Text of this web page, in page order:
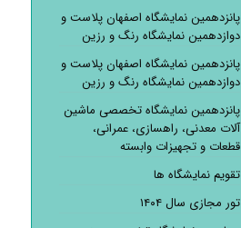
پانزدهمین نمایشگاه اصفهان پلاست و
دوازدهمین نمایشگاه رنگ و رزین
پانزدهمین نمایشگاه اصفهان پلاست و
دوازدهمین نمایشگاه رنگ و رزین
پانزدهمین نمایشگاه تخصصی ماشین
آلات معدنی، راهسازی، عمرانی،
قطعات و تجهیزات وابسته
تقویم نمایشگاه ها
تور مجازی سال ۱۴۰۴